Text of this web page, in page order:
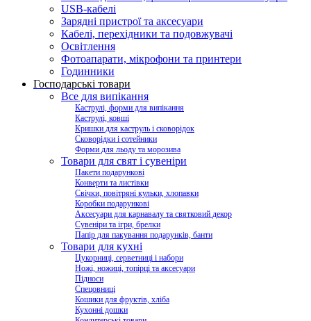
USB-кабелі
Зарядні пристрої та аксесуари
Кабелі, перехідники та подовжувачі
Освітлення
Фотоапарати, мікрофони та принтери
Годинники
Господарські товари
Все для випікання
Каструлі, форми для випікання
Каструлі, ковші
Кришки для каструль і сковорідок
Сковорідки і сотейники
Форми для льоду та морозива
Товари для свят і сувеніри
Пакети подарункові
Конверти та листівки
Свічки, повітряні кульки, хлопавки
Коробки подарункові
Аксесуари для карнавалу та святковий декор
Сувеніри та ігри, брелки
Папір для пакування подарунків, банти
Товари для кухні
Цукорниці, серветниці і набори
Ножі, ножиці, топірці та аксесуари
Підноси
Спецовниці
Кошики для фруктів, хліба
Кухонні дошки